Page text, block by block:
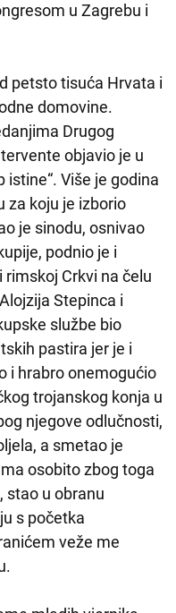
u Zagrebu i
petsto tisuća Hrvata i
domovine.
Drugog
objavio je u
istine“. Više je godina
za koju je izborio
je sinodu, osnivao
podnio je i
Crkvi na čelu
Stepinca i
službe bio
pastira jer je i
i hrabro onemogućio
trojanskog konja u
njegove odlučnosti,
a smetao je
osobito zbog toga
stao u obranu
s početka
veže me